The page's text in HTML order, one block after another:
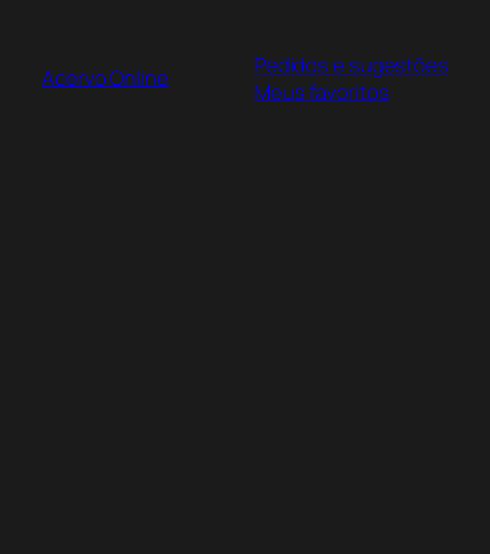
Acervo Online
Pedidos e sugestões
Meus favoritos